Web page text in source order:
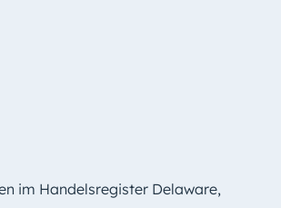
im Handelsregister Delaware,